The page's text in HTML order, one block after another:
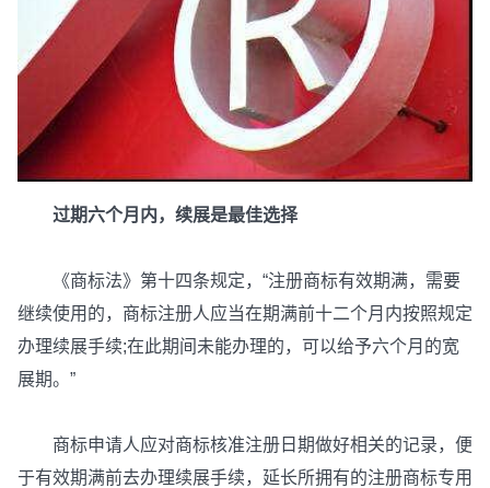
过期六个月内，续展是最佳选择
《商标法》第十四条规定，“注册商标有效期满，需要
继续使用的，商标注册人应当在期满前十二个月内按照规定
办理续展手续;在此期间未能办理的，可以给予六个月的宽
展期。”
商标申请人应对商标核准注册日期做好相关的记录，便
于有效期满前去办理续展手续，延长所拥有的注册商标专用